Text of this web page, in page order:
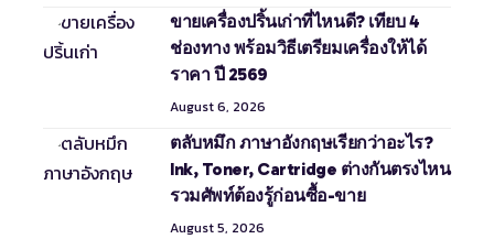
ขายเครื่องปริ้นเก่าที่ไหนดี? เทียบ 4
ช่องทาง พร้อมวิธีเตรียมเครื่องให้ได้
ราคา ปี 2569
August 6, 2026
ตลับหมึก ภาษาอังกฤษเรียกว่าอะไร?
Ink, Toner, Cartridge ต่างกันตรงไหน
รวมศัพท์ต้องรู้ก่อนซื้อ-ขาย
August 5, 2026